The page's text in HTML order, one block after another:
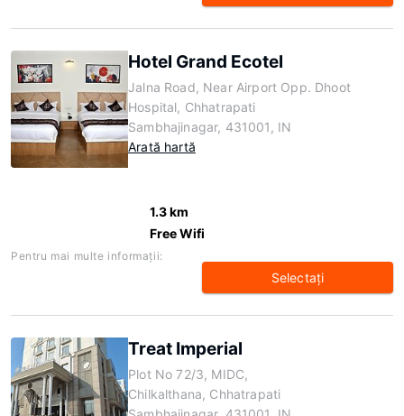
Hotel Grand Ecotel
Jalna Road, Near Airport Opp. Dhoot
Hospital, Chhatrapati
Sambhajinagar, 431001, IN
Arată hartă
1.3 km
Free Wifi
Pentru mai multe informaţii:
Selectaţi
Treat Imperial
Plot No 72/3, MIDC,
Chilkalthana, Chhatrapati